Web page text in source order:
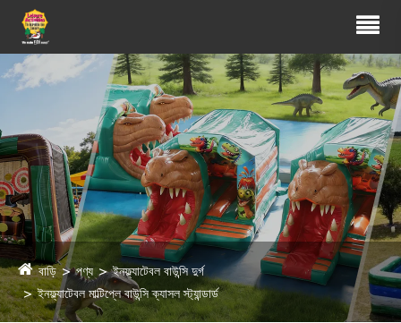
বাড়ি পণ্য
ইনফ্ল্যাটেবল বাউন্সি দুর্গ
ইনফ্ল্যাটেবল মাল্টিপ্লে বাউন্সি ক্যাসল স্ট্যান্ডার্ড